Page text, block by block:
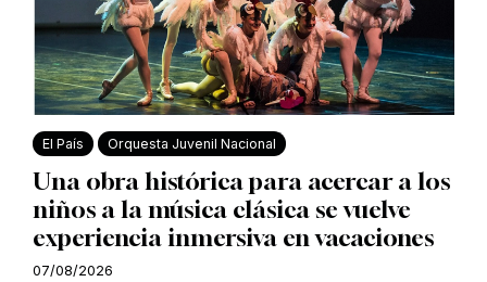
El País Orquesta Juvenil Nacional
Una obra histórica para acercar a los
niños a la música clásica se vuelve
experiencia inmersiva en vacaciones
07/08/2026